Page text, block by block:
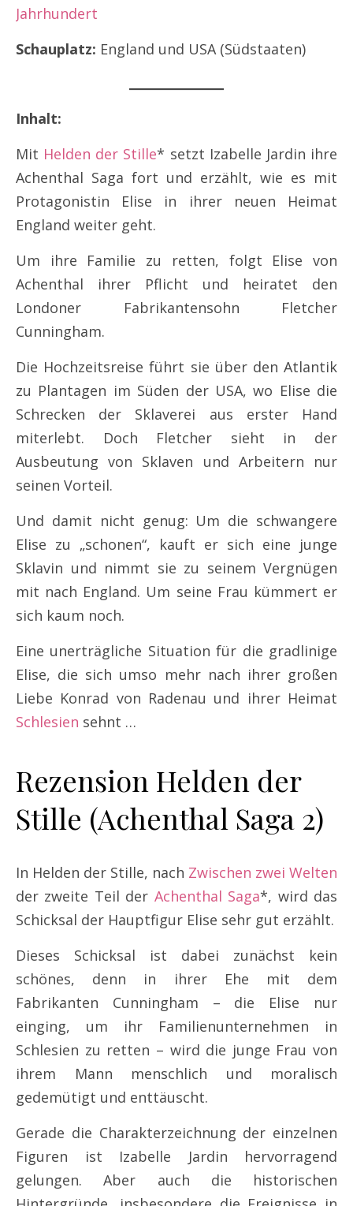
Jahrhundert
Schauplatz: England und USA (Südstaaten)
Inhalt:
Mit Helden der Stille* setzt Izabelle Jardin ihre
Achenthal Saga fort und erzählt, wie es mit
Protagonistin Elise in ihrer neuen Heimat
England weiter geht.
Um ihre Familie zu retten, folgt Elise von
Achenthal ihrer Pflicht und heiratet den
Londoner Fabrikantensohn Fletcher
Cunningham.
Die Hochzeitsreise führt sie über den Atlantik
zu Plantagen im Süden der USA, wo Elise die
Schrecken der Sklaverei aus erster Hand
miterlebt. Doch Fletcher sieht in der
Ausbeutung von Sklaven und Arbeitern nur
seinen Vorteil.
Und damit nicht genug: Um die schwangere
Elise zu „schonen“, kauft er sich eine junge
Sklavin und nimmt sie zu seinem Vergnügen
mit nach England. Um seine Frau kümmert er
sich kaum noch.
Eine unerträgliche Situation für die gradlinige
Elise, die sich umso mehr nach ihrer großen
Liebe Konrad von Radenau und ihrer Heimat
Schlesien sehnt …
Rezension Helden der
Stille (Achenthal Saga 2)
In Helden der Stille, nach Zwischen zwei Welten
der zweite Teil der Achenthal Saga*, wird das
Schicksal der Hauptfigur Elise sehr gut erzählt.
Dieses Schicksal ist dabei zunächst kein
schönes, denn in ihrer Ehe mit dem
Fabrikanten Cunningham – die Elise nur
einging, um ihr Familienunternehmen in
Schlesien zu retten – wird die junge Frau von
ihrem Mann menschlich und moralisch
gedemütigt und enttäuscht.
Gerade die Charakterzeichnung der einzelnen
Figuren ist Izabelle Jardin hervorragend
gelungen. Aber auch die historischen